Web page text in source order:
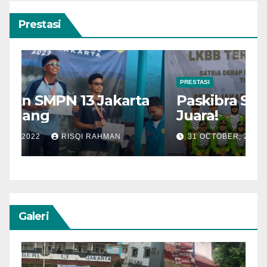
Prestasi
PRESTASI
Paskibra SMPN 13 Jakarta
Juara!
31 OCTOBER, 2022 RISQI RAHMAN
Galeri